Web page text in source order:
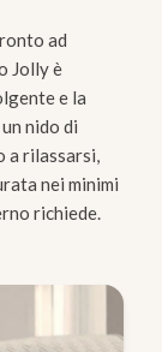
ad
Jolly è
e la
nido di
a rilassarsi,
nei minimi
richiede.